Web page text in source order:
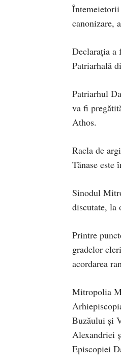
canonizare,
Declarația a
Patriarhală
Patriarhul
va fi
Athos.
Racla de
Tănase este
Sinodul
discutate, la
Printre
gradelor
acordarea
Mitropolia
Buzăului și
Alexandriei
Episcopiei